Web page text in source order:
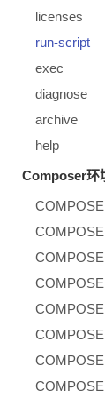
licenses
run-script
exec
diagnose
archive
help
Composer环